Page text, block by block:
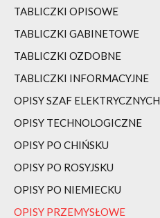
TABLICZKI OPISOWE
TABLICZKI GABINETOWE
TABLICZKI OZDOBNE
TABLICZKI INFORMACYJNE
OPISY SZAF ELEKTRYCZNYCH
OPISY TECHNOLOGICZNE
OPISY PO CHIŃSKU
OPISY PO ROSYJSKU
OPISY PO NIEMIECKU
OPISY PRZEMYSŁOWE